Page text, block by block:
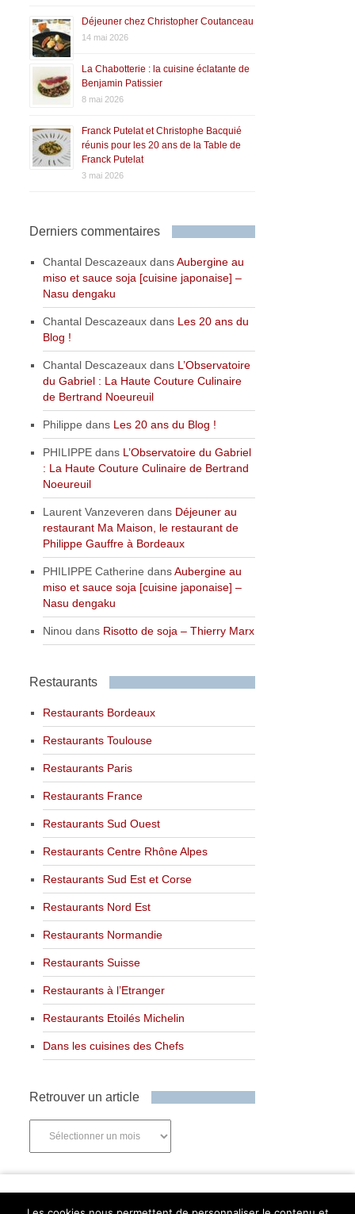
Déjeuner chez Christopher Coutanceau
14 mai 2026
La Chabotterie : la cuisine éclatante de
Benjamin Patissier
8 mai 2026
Franck Putelat et Christophe Bacquié
réunis pour les 20 ans de la Table de
Franck Putelat
3 mai 2026
Derniers commentaires
Chantal Descazeaux dansAubergine au
miso et sauce soja [cuisine japonaise] –
Nasu dengaku
Chantal Descazeaux dans Les 20 ans du
Blog !
Chantal Descazeaux dans L’Observatoire
du Gabriel : La Haute Couture Culinaire
de Bertrand Noeureuil
Philippe dans Les 20 ans du Blog !
PHILIPPE dans L’Observatoire du Gabriel
: La Haute Couture Culinaire de Bertrand
Noeureuil
Laurent Vanzeveren dans Déjeuner au
restaurant Ma Maison, le restaurant de
Philippe Gauffre à Bordeaux
PHILIPPE Catherine dansAubergine au
miso et sauce soja [cuisine japonaise] –
Nasu dengaku
Ninou dans Risotto de soja – Thierry Marx
Restaurants
Restaurants Bordeaux
Restaurants Toulouse
Restaurants Paris
Restaurants France
Restaurants Sud Ouest
Restaurants Centre Rhône Alpes
Restaurants Sud Est et Corse
Restaurants Nord Est
Restaurants Normandie
Restaurants Suisse
Restaurants à l’Etranger
Restaurants Etoilés Michelin
Dans les cuisines des Chefs
Retrouver un article